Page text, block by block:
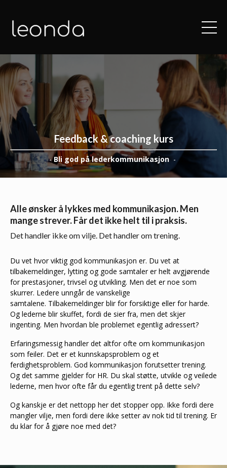
Feedback & coaching kurs
-Bli god på lederkommunikasjon -
Alle ønsker å lykkes med kommunikasjon. Men
mange strever. Får det ikke helt til i praksis.
Det handler ikke om vilje. Det handler om trening.
Du vet hvor viktig god kommunikasjon er. Du vet at
tilbakemeldinger, lytting og gode samtaler er helt avgjørende
for prestasjoner, trivsel og utvikling. Men det er noe som
skurrer. Ledere unngår de vanskelige
samtalene. Tilbakemeldinger blir for forsiktige eller for harde.
Og lederne blir skuffet, fordi de sier fra, men det skjer
ingenting. Men hvordan ble problemet egentlig adressert?
Erfaringsmessig handler det altfor ofte om kommunikasjon
som feiler. Det er et kunnskapsproblem og et
ferdighetsproblem. God kommunikasjon forutsetter trening.
Og det samme gjelder for HR. Du skal støtte, utvikle og veilede
lederne, men hvor ofte får du egentlig trent på dette selv?
Og kanskje er det nettopp her det stopper opp. Ikke fordi dere
mangler vilje, men fordi dere ikke setter av nok tid til trening. Er
du klar for å gjøre noe med det?